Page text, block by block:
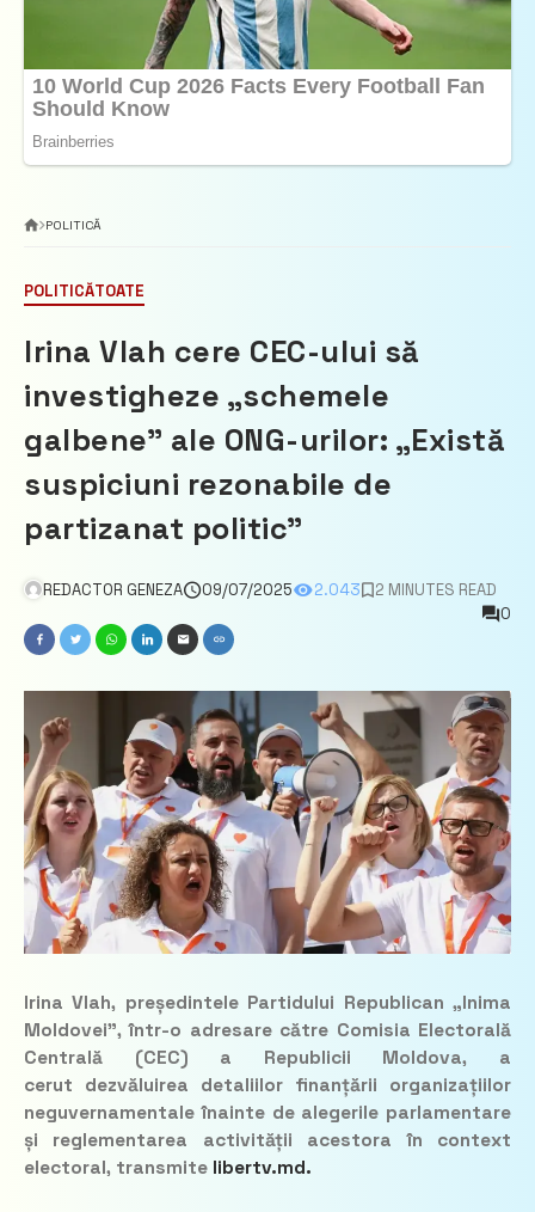
POLITICĂ
POLITICĂTOATE
Irina Vlah cere CEC-ului să
investigheze „schemele
galbene” ale ONG-urilor: „Există
suspiciuni rezonabile de
partizanat politic”
REDACTOR GENEZA 09/07/2025 2.043
2 MINUTES READ
0
Irina Vlah, președintele Partidului Republican „Inima
Moldovei”, într-o adresare către Comisia Electorală
Centrală (CEC) a Republicii Moldova, a
cerut dezvăluirea detaliilor finanțării organizațiilor
neguvernamentale înainte de alegerile parlamentare
și reglementarea activității acestora în context
electoral, transmite libertv.md.